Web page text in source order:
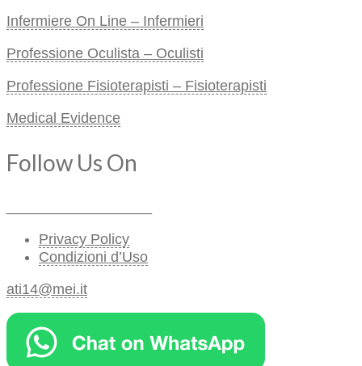
Infermiere On Line – Infermieri
Professione Oculista – Oculisti
Professione Fisioterapisti – Fisioterapisti
Medical Evidence
Follow Us On
Privacy Policy
Condizioni d’Uso
ati14@mei.it